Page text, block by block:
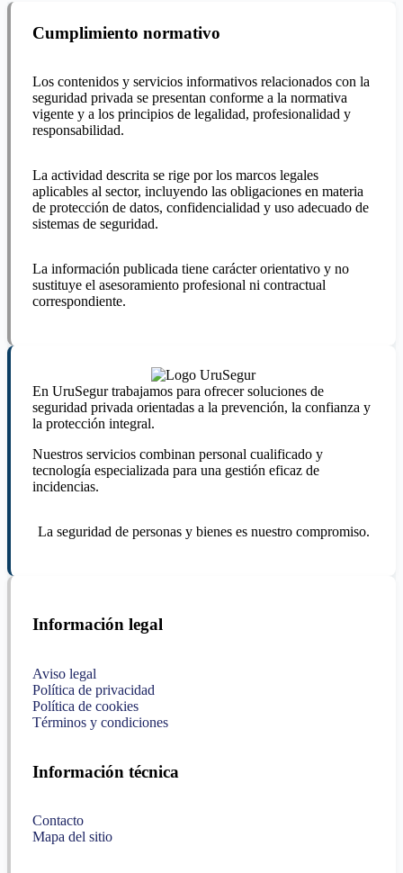
Cumplimiento normativo
Los contenidos y servicios informativos relacionados con la
seguridad privada se presentan conforme a la normativa
vigente y a los principios de legalidad, profesionalidad y
responsabilidad.
La actividad descrita se rige por los marcos legales
aplicables al sector, incluyendo las obligaciones en materia
de protección de datos, confidencialidad y uso adecuado de
sistemas de seguridad.
La información publicada tiene carácter orientativo y no
sustituye el asesoramiento profesional ni contractual
correspondiente.
En UruSegur trabajamos para ofrecer soluciones de
seguridad privada orientadas a la prevención, la confianza y
la protección integral.
Nuestros servicios combinan personal cualificado y
tecnología especializada para una gestión eficaz de
incidencias.
La seguridad de personas y bienes es nuestro compromiso.
Información legal
Aviso legal
Política de privacidad
Política de cookies
Términos y condiciones
Información técnica
Contacto
Mapa del sitio